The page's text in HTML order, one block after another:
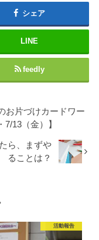
シェア
LINE
feedly
お片づけカードワー
13（金）】
ら、まずや
ることは？
活動報告